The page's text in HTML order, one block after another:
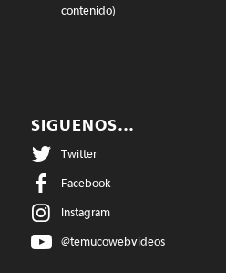
contenido)
SIGUENOS…
Twitter
Facebook
Instagram
@temucowebvideos